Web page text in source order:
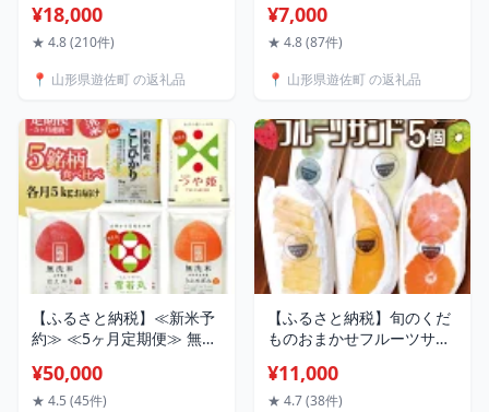
県庄内産 ご希望時期頃お届
け 東北 山形県 遊佐町 庄内
米 ご飯 ごはん 農協 JA 発送
¥18,000
★ 4.8 (210件)
📍 山形県遊佐町 の返礼品
※着日指定・離島発送不可
東北 山形県産 遊佐町 庄内
イーツ 季節物 春 夏 秋 冬
¥7,000
★ 4.8 (87件)
📍 山形県遊佐町 の返礼品
【ふるさと納税】≪新米予
約≫ ≪5ヶ月定期便≫ 無洗
5kg 5ヶ月連続 計25kg 令和
8年産 コシヒカリ つや姫 は
¥50,000
★ 4.5 (45件)
【ふるさと納税】旬のくだ
ものおまかせフルーツサン
※着日指定・離島発送不可
東北 山形県産 遊佐町 庄内
¥11,000
★ 4.7 (38件)